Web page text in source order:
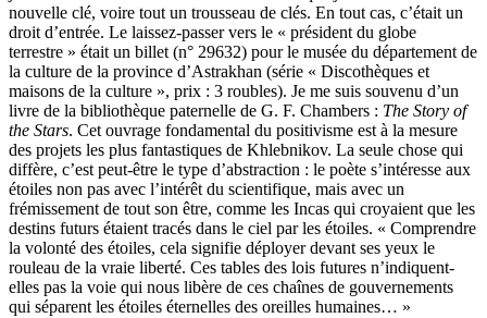
nouvelle clé, voire tout un trousseau de clés. En tout cas, c’était un
droit d’entrée. Le laissez-passer vers le « président du globe
terrestre » était un billet (n° 29632) pour le musée du département de
la culture de la province d’Astrakhan (série « Discothèques et
maisons de la culture », prix : 3 roubles). Je me suis souvenu d’un
livre de la bibliothèque paternelle de G. F. Chambers : The Story of
the Stars. Cet ouvrage fonda­mental du positivisme est à la mesure
des projets les plus fantastiques de Khlebnikov. La seule chose qui
diffère, c’est peut-être le type d’abstraction : le poète s’intéresse aux
étoiles non pas avec l’intérêt du scientifique, mais avec un
frémissement de tout son être, comme les Incas qui croyaient que les
destins futurs étaient tracés dans le ciel par les étoiles. « Comprendre
la volonté des étoiles, cela signifie déployer devant ses yeux le
rouleau de la vraie liberté. Ces tables des lois futures n’indiquent-
elles pas la voie qui nous libère de ces chaînes de gouvernements
qui séparent les étoiles éternelles des oreilles humaines… »